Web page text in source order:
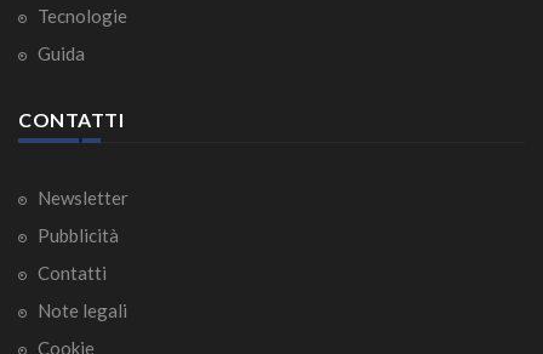
Tecnologie
Guida
CONTATTI
Newsletter
Pubblicità
Contatti
Note legali
Cookie